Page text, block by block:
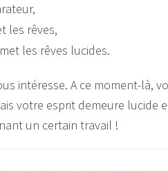
les rêves,
les rêves lucides.
intéresse. A ce moment-là,
votre esprit demeure lucide
un certain travail !